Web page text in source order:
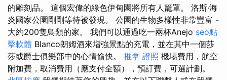
的雕刻品。 這個宏偉的綠色伊甸園將所有人籠罩。 洛斯·海
炎國家公園剛剛等待被發現。 公園的生物多樣性非常豐富 -
大約200隻鳥類的家。 我們可以通過吃一兩杯Anejo seo點
擊軟體 Blanco朗姆酒來增強景點的充電，並在其中一個莎
莎或爵士俱樂部中的心情愉快。 推拿 證照 機場費用，航空
附加費，取消費用（應支付全額），預訂費，可選計劃。